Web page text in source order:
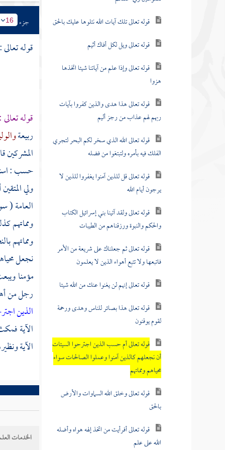
قوله تعالى تلك آيات الله نتلوها عليك بالحق
قوله تعالى ويل لكل أفاك أثيم
قوله تعالى وإذا علم من آياتنا شيئا اتخذها
هزوا
قوله تعالى هذا هدى والذين كفروا بآيات
ربهم لهم عذاب من رجز أليم
قوله تعالى الله الذي سخر لكم البحر لتجري
الفلك فيه بأمره ولتبتغوا من فضله
قوله تعالى قل للذين آمنوا يغفروا للذين لا
يرجون أيام الله
قوله تعالى ولقد آتينا بني إسرائيل الكتاب
والحكم والنبوة ورزقناهم من الطيبات
قوله تعالى ثم جعلناك على شريعة من الأمر
فاتبعها ولا تتبع أهواء الذين لا يعلمون
قوله تعالى إنهم لن يغنوا عنك من الله شيئا
قوله تعالى هذا بصائر للناس وهدى ورحمة
لقوم يوقنون
قوله تعالى أم حسب الذين اجترحوا السيئات
أن نجعلهم كالذين آمنوا وعملوا الصالحات سواء
محياهم ومماتهم
قوله تعالى وخلق الله السماوات والأرض
بالحق
قوله تعالى أفرأيت من اتخذ إلهه هواه وأضله
الله على علم
جزء 16
قوله تعالى :
قوله
ربيعة
المشركين
حسب :
ولي
العامة (
ومماتهم
ومماتهم
نجعل
مؤمنا
رجل من
الذين
الآية
الآية
الخدمات